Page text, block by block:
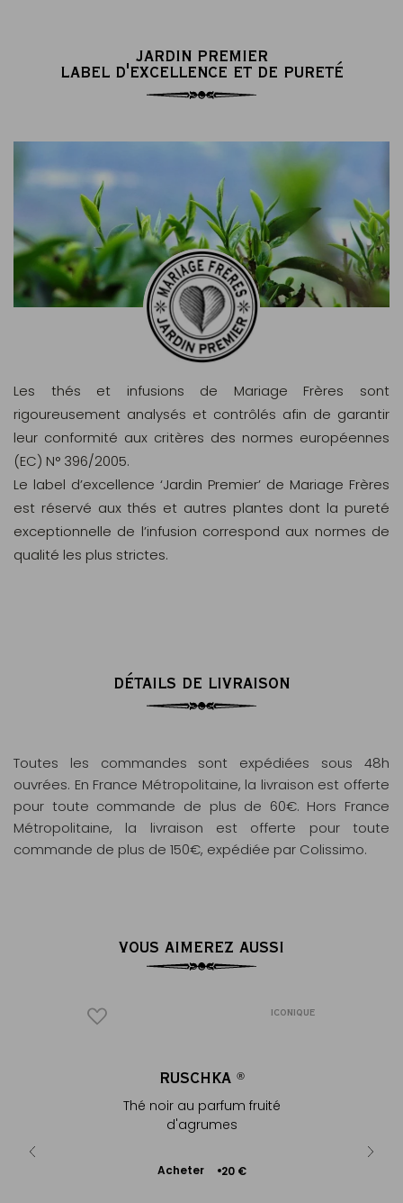
JARDIN PREMIER
LABEL D'EXCELLENCE ET DE PURETÉ
Les thés et infusions de Mariage Frères sont
rigoureusement analysés et contrôlés afin de garantir
leur conformité aux critères des normes européennes
(EC) N° 396/2005.
Le label d’excellence ‘Jardin Premier’ de Mariage Frères
est réservé aux thés et autres plantes dont la pureté
exceptionnelle de l’infusion correspond aux normes de
qualité les plus strictes.
DÉTAILS DE LIVRAISON
Toutes les commandes sont expédiées sous 48h
ouvrées. En France Métropolitaine, la livraison est offerte
pour toute commande de plus de 60€. Hors France
Métropolitaine, la livraison est offerte pour toute
commande de plus de 150€, expédiée par Colissimo.
VOUS AIMEREZ AUSSI
ICONIQUE
RUSCHKA ®
Thé noir au parfum fruité
d'agrumes
Acheter 20 €
Ajouter